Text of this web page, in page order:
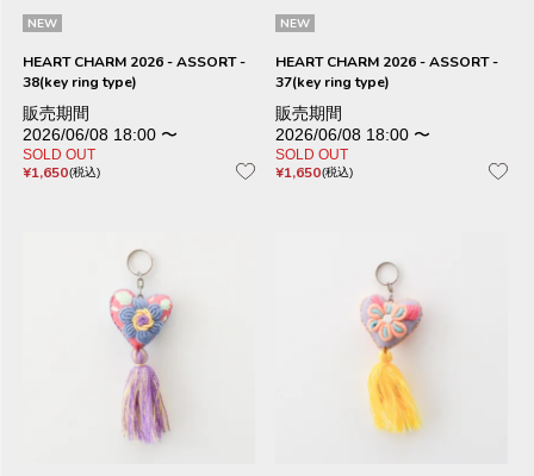
NEW
HEART CHARM 2026 - ASSORT -
38(key ring type)
販売期間
2026/06/08 18:00 〜
SOLD OUT
¥1,650 税込
NEW
HEART CHARM 2026 - ASSORT -
37(key ring type)
販売期間
2026/06/08 18:00 〜
SOLD OUT
¥1,650 税込